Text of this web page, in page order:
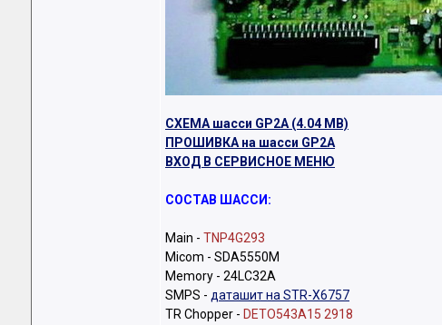
СХЕМА шасси GP2A (4.04 MB)
ПРОШИВКА на шасси GP2A
ВХОД В СЕРВИСНОЕ МЕНЮ
СОСТАВ ШАССИ:
Main - TNP4G293
Micom - SDA5550M
Memory - 24LC32A
SMPS - даташит на STR-X6757
TR Chopper - DETO543A15 2918